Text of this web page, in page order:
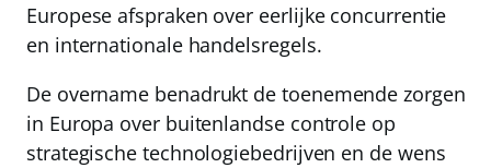
Europese afspraken over eerlijke concurrentie
en internationale handelsregels.
De overname benadrukt de toenemende zorgen
in Europa over buitenlandse controle op
strategische technologiebedrijven en de wens